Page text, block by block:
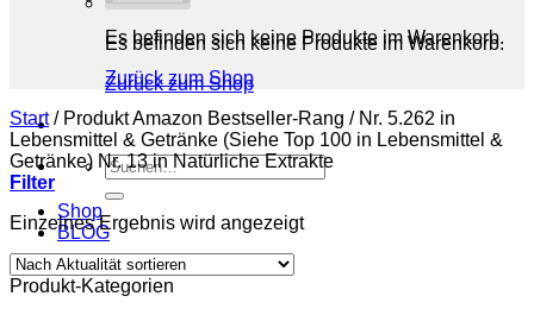
Es befinden sich keine Produkte im Warenkorb.
Zurück zum Shop
Suchen
nach:
Shop
BLOG
Es befinden sich keine Produkte im Warenkorb.
Zurück zum Shop
Start /Produkt Amazon Bestseller-Rang /Nr. 5.262 in
Lebensmittel & Getränke (Siehe Top 100 in Lebensmittel &
Getränke) Nr. 13 in Natürliche Extrakte
Filter
Einzelnes Ergebnis wird angezeigt
Produkt-Kategorien